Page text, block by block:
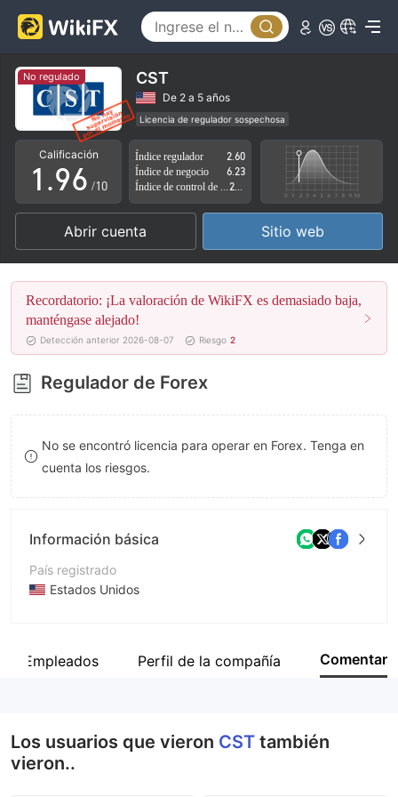
No regulado CST
De 2 a 5 años
Licencia de regulador sospechosa
Zona de negocio sospechoso
Riesgo potencial alto
Calificación
0
1
2
3
4
5
6
7
8
9
.
5
6
7
8
9
2
3
4
5
6
7
8
9
/10
Índice regulador
2.60
Índice de negocio
6.23
Abrir cuenta Sitio web
Recordatorio: ¡La valoración de WikiFX es demasiado baja,
manténgase alejado!
Detección anterior 2026-08-07 Riesgo 2
Regulador de Forex
No se encontró licencia para operar en Forex. Tenga en
cuenta los riesgos.
Información básica
País registrado
Estados Unidos
Empresa
Empleados Perfil de la compañía Comentar
Los usuarios que vieron CST también
vieron..